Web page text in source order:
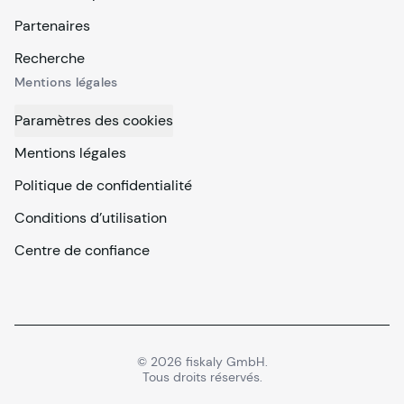
Partenaires
Recherche
Mentions légales
Paramètres des cookies
Mentions légales
Politique de confidentialité
Conditions d’utilisation
Centre de confiance
© 2026 fiskaly GmbH.
Tous droits réservés.